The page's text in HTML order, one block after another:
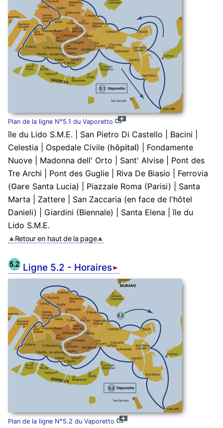
Plan de la ligne N°5.1 du Vaporetto
île du Lido S.M.E. | San Pietro Di Castello | Bacini |
Celestia | Ospedale Civile (hôpital) | Fondamente
Nuove | Madonna dell' Orto | Sant' Alvise | Pont des
Tre Archi | Pont des Guglie | Riva De Biasio | Ferrovia
(Gare Santa Lucia) | Piazzale Roma (Parisi) | Santa
Marta | Zattere | San Zaccaria (en face de l'hôtel
Danieli) | Giardini (Biennale) | Santa Elena | île du
Lido S.M.E.
Retour en haut de la page
Ligne 5.2 - Horaires
Plan de la ligne N°5.2 du Vaporetto